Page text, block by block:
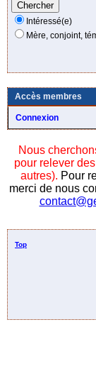
Intéressé(e)
Mère, conjoint,
Accès membres
Connexion
Nous
pour relever
autres). Pour
merci de nous
Top